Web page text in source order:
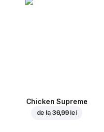
Chicken Supreme
de la 36,99 lei